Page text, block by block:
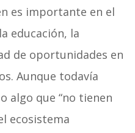
es importante en el
educación, la
de oportunidades en
Aunque todavía
algo que “no tienen
ecosistema